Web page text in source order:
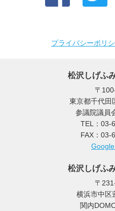
プライバシーポリ
松沢しげふ
〒
東京都千代田
参議院議員
TEL：03-
FAX：03-
松沢しげふ
〒
横浜市中区
関内